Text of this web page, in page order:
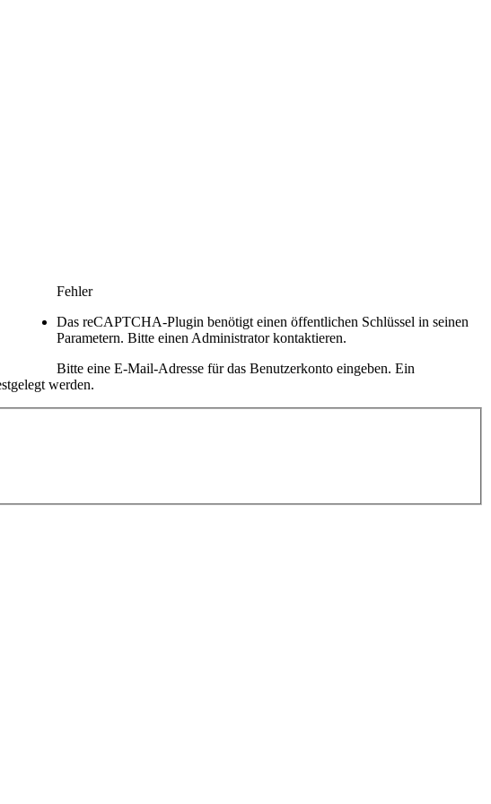
Fehler
Das reCAPTCHA-Plugin benötigt einen öffentlichen Schlüssel in seinen
Parametern. Bitte einen Administrator kontaktieren.
Bitte eine E-Mail-Adresse für das Benutzerkonto eingeben. Ein
werden.